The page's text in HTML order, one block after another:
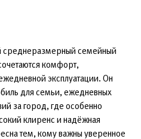
среднеразмерный семейный
комфорт,
эксплуатации. Он
для семьи, ежедневных
за город, где особенно
клиренс и надёжная
тем, кому важны уверенное